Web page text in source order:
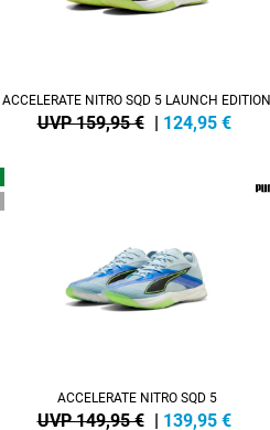
ACCELERATE NITRO SQD 5 LAUNCH EDITION
UVP 159,95 € | 124,95 €
ACCELERATE NITRO SQD 5
UVP 149,95 € | 139,95 €